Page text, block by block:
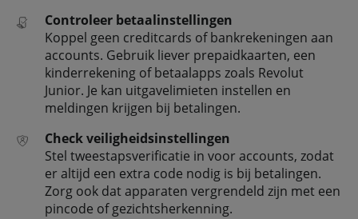
Controleer betaalinstellingen
Koppel geen creditcards of bankrekeningen aan
accounts. Gebruik liever prepaidkaarten, een
kinderrekening of betaalapps zoals Revolut
Junior. Je kan uitgavelimieten instellen en
meldingen krijgen bij betalingen.
Check veiligheidsinstellingen
Stel tweestapsverificatie in voor accounts, zodat
er altijd een extra code nodig is bij betalingen.
Zorg ook dat apparaten vergrendeld zijn met een
pincode of gezichtsherkenning.